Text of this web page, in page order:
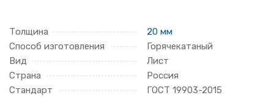
Толщина
20 мм
Способ изготовления
Горячекатаный
Вид
Лист
Страна
Россия
Стандарт
ГОСТ 19903-2015